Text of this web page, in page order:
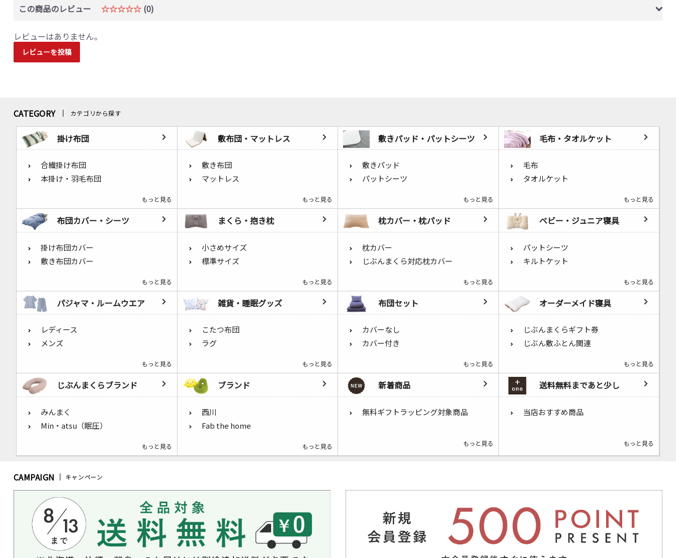
この商品のレビュー ☆☆☆☆☆ (0)
レビューはありません。
レビューを投稿
CATEGORY カテゴリから探す
掛け布団
合繊掛け布団
本掛け・羽毛布団
もっと見る
敷布団・マットレス
敷き布団
マットレス
もっと見る
敷きパッド・パットシーツ
敷きパッド
パットシーツ
もっと見る
毛布・タオルケット
毛布
タオルケット
もっと見る
布団カバー・シーツ
掛け布団カバー
敷き布団カバー
もっと見る
まくら・抱き枕
小さめサイズ
標準サイズ
もっと見る
枕カバー・枕パッド
枕カバー
じぶんまくら対応枕カバー
もっと見る
ベビー・ジュニア寝具
パットシーツ
キルトケット
もっと見る
パジャマ・ルームウエア
レディース
メンズ
もっと見る
雑貨・睡眠グッズ
こたつ布団
ラグ
もっと見る
布団セット
カバーなし
カバー付き
もっと見る
オーダーメイド寝具
じぶんまくらギフト券
じぶん敷ふとん関連
もっと見る
じぶんまくらブランド
みんまく
Min・atsu（眠圧）
もっと見る
ブランド
西川
Fab the home
もっと見る
新着商品
無料ギフトラッピング対象商品
もっと見る
送料無料まであと少し
当店おすすめ商品
もっと見る
CAMPAIGN キャンペーン